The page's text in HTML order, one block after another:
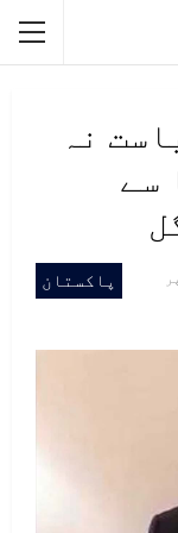
نہ
سے
پاکستان
پر